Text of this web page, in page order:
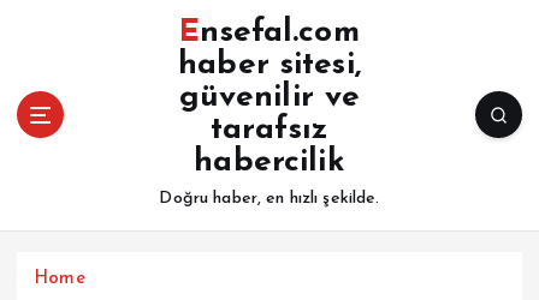
t
Ensefal.com
haber sitesi,
güvenilir ve
tarafsız
habercilik
Doğru haber, en hızlı şekilde.
Home